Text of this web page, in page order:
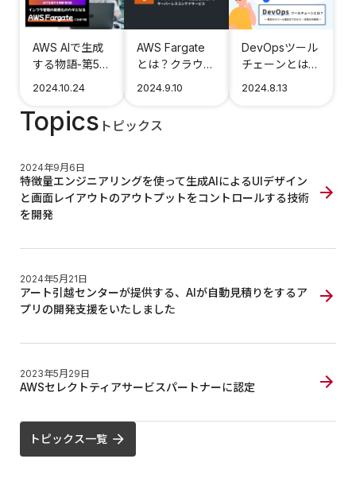
AWS AIで生成
する物語-第5
ギとなるAWS
Fargateに出会
2024.10.24
AWS Fargate
とは？クラウド
テナサービス
2024.9.10
DevOpsツール
チェーンとは？
2024.8.13
Topics トピックス
2024年9月6日
特徴量エンジニアリングを使って生成AIによるUIデザイン
と画面レイアウトのアウトプットをコントロールする技術
を開発
2024年5月21日
アート引越センターが提供する、AIが自動見積りをするア
プリの開発支援をいたしました
2023年5月29日
AWSセレクトティアサービスパートナーに認定
トピックス一覧